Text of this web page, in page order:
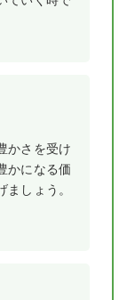
かさを受け
かになる価
しょう。